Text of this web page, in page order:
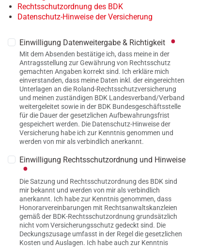
Rechtsschutzordnung des BDK
Datenschutz-Hinweise der Versicherung
Einwilligung Datenweitergabe & Richtigkeit
Mit dem Absenden bestätige ich, dass meine in der
Antragsstellung zur Gewährung von Rechtsschutz
gemachten Angaben korrekt sind. Ich erkläre mich
einverstanden, dass meine Daten inkl. der eingereichten
Unterlagen an die Roland-Rechtsschutzversicherung
und meinen zuständigen BDK Landesverband/Verband
weitergeleitet sowie in der BDK Bundesgeschäftsstelle
für die Dauer der gesetzlichen Aufbewahrungsfrist
gespeichert werden. Die Datenschutz-Hinweise der
Versicherung habe ich zur Kenntnis genommen und
werden von mir als verbindlich anerkannt.
Einwilligung Rechtsschutzordnung und Hinweise
Die Satzung und Rechtsschutzordnung des BDK sind
mir bekannt und werden von mir als verbindlich
anerkannt. Ich habe zur Kenntnis genommen, dass
Honorarvereinbarungen mit Rechtsanwaltskanzleien
gemäß der BDK-Rechtsschutzordnung grundsätzlich
nicht vom Versicherungsschutz gedeckt sind. Die
Deckungszusage umfasst in der Regel die gesetzlichen
Kosten und Auslagen. Ich habe auch zur Kenntnis